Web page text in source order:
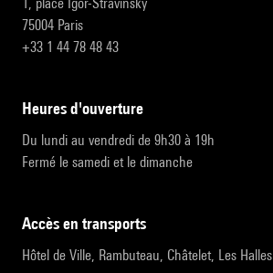
75004 Paris
+33 1 44 78 48 43
heures d'ouverture
Du lundi au vendredi de 9h30 à 19h
Fermé le samedi et le dimanche
accès en transports
Hôtel de Ville, Rambuteau, Châtelet, Les Halles